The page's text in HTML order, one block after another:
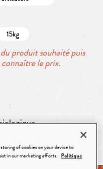
15kg
produit souhaité puis
le prix.
of cookies on your device to
in our marketing efforts. Politique